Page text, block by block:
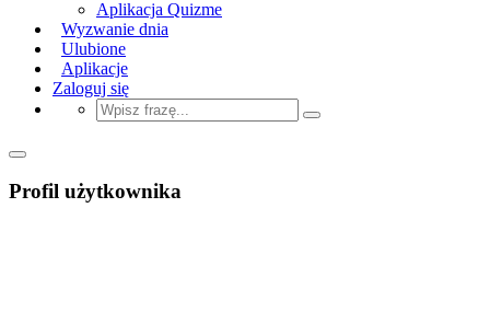
Aplikacja Quizme
Wyzwanie dnia
Ulubione
Aplikacje
Zaloguj się
Profil użytkownika